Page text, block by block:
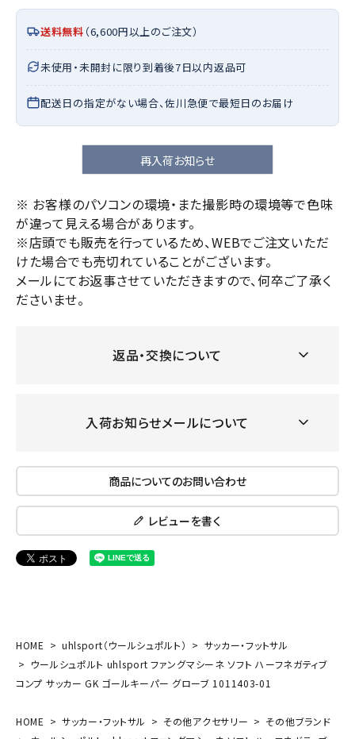
送料無料 （6,600円以上のご注文）
未使用・未開封に限り到着後7日以内返品可
配送日の指定がない場合、佐川急便で最短日のお届け
再入荷お知らせ
※ お客様のパソコンの環境・また撮影時の環境等で色味
が違って見える場合があります。
※店頭でも販売を行っているため、WEBでご注文いただ
けた場合でも売切れていることがございます。
メールにてお返事させていただきますので、何卒ご了承く
ださいませ。
返品・交換について
入荷お知らせメールについて
商品についてのお問い合わせ
レビューを書く
HOME uhlsport（ウールシュポルト）
サッカー・フットサル
ウールシュポルト uhlsport ファングマシーネ ソフト ハーフネガティブ
コンプ サッカー GK ゴールキーパー グローブ 1011403-01
HOME サッカー・フットサル その他アクセサリー
その他ブランド